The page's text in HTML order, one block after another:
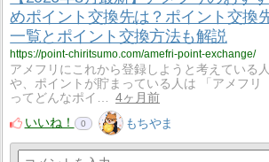
めポイント交換先は？ポイント交換
一覧とポイント交換方法も解説
https://point-chiritsumo.com/amefri-point-exchange/
アメフリにこれから登録しようと考えている人
や、ポイントが貯まっている人は 「アメフリ
ってどんなポイ…
4ヶ月前
いいね！
0 もちやま